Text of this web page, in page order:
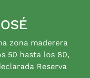
zona maderera
50 hasta los 80,
Reserva